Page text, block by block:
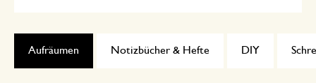
Notizbücher & Hefte
Aufräumen DIY